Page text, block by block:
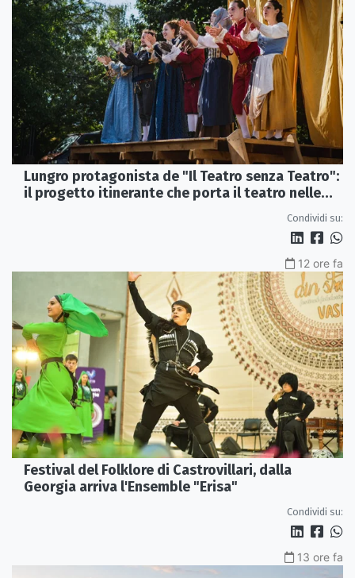
Lungro protagonista de "Il Teatro senza Teatro":
il progetto itinerante che porta il teatro nelle
Condividi su:
12 ore fa
Festival del Folklore di Castrovillari, dalla
Georgia arriva l'Ensemble "Erisa"
Condividi su:
13 ore fa